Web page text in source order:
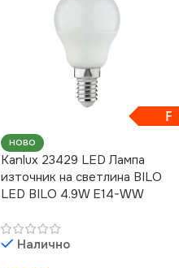
F
НОВО
Kanlux 23429 LED Лампа
източник на светлина BILO
LED BILO 4.9W E14-WW
Налично